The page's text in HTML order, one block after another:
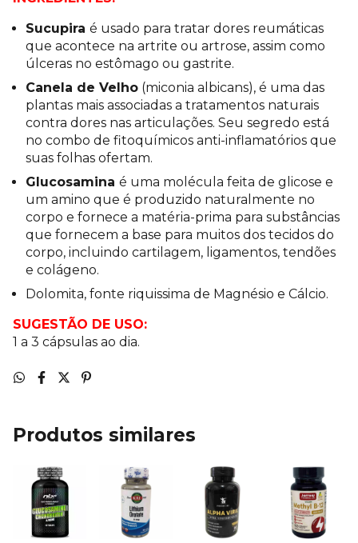
Sucupira é usado para tratar dores reumáticas
que acontece na artrite ou artrose, assim como
úlceras no estômago ou gastrite.
Canela de Velho (miconia albicans), é uma das
plantas mais associadas a tratamentos naturais
contra dores nas articulações. Seu segredo está
no combo de fitoquímicos anti-inflamatórios que
suas folhas ofertam.
Glucosamina é uma molécula feita de glicose e
um amino que é produzido naturalmente no
corpo e fornece a matéria-prima para substâncias
que fornecem a base para muitos dos tecidos do
corpo, incluindo cartilagem, ligamentos, tendões
e colágeno.
Dolomita, fonte riquissima de Magnésio e Cálcio.
SUGESTÃO DE USO:
1 a 3 cápsulas ao dia.
Produtos similares